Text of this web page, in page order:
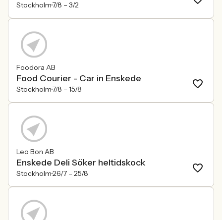
Stockholm7/8 – 3/2
Foodora AB
Food Courier - Car in Enskede
Stockholm7/8 – 15/8
Leo Bon AB
Enskede Deli Söker heltidskock
Stockholm26/7 – 25/8